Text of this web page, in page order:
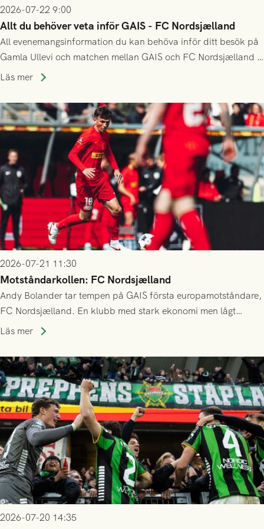
2026-07-22 9:00
Allt du behöver veta inför GAIS - FC Nordsjælland
All evenemangsinformation du kan behöva inför ditt besök på
Gamla Ullevi och matchen mellan GAIS och FC Nordsjælland i
kvalet till Conference League! Avspark kl 19.00 på torsdag
Läs mer
2026-07-21 11:30
Motståndarkollen: FC Nordsjælland
Andy Bolander tar tempen på GAIS första europamotståndare,
FC Nordsjælland. En klubb med stark ekonomi men lågt
publiksnitt, ett lag med både kollektiv styrka och individuell
Läs mer
2026-07-20 14:35